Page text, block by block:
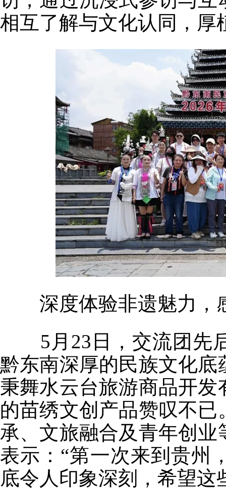
相互了解与文化认同，厚
深度体验非遗魅力，
5月23日，交流团先后
黔东南深厚的民族文化
秉舞水云台旅游商品开
的苗绣文创产品赞叹不
承、文旅融合及青年创
表示：“第一次来到贵州
底令人印象深刻，希望这